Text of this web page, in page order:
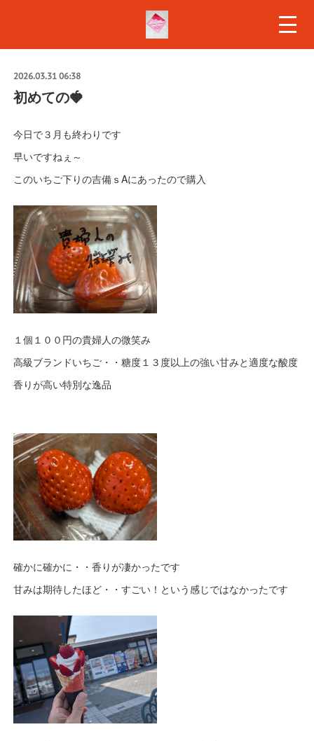
2026.03.31 06:38
初めての🍓
今日で３月も終わりです
早いですねぇ～
このいちご下りの吉備ｓAにあったので購入
１個１００円の貴婦人の微笑み
高級ブランドいちご・・糖度１３度以上の強い甘みと適度な酸度
香りが高い特別な逸品
確かに確かに・・香りが凄かったです
甘みは期待したほど・・すごい！という感じではなかったです